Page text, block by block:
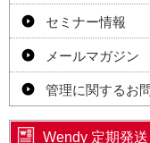
セミナー情報
メールマガジン
管理に関するお
Wendy 定期発送